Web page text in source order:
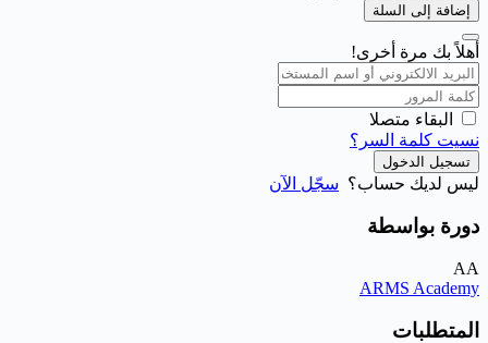
إضافة إلى السلة
أهلاً بك مرة أخرى!
البقاء متصلا
نسيت كلمة السر؟
تسجيل الدخول
ليس لديك حساب؟ سجّل الآن
دورة بواسطة
AA
ARMS Academy
المتطلبات